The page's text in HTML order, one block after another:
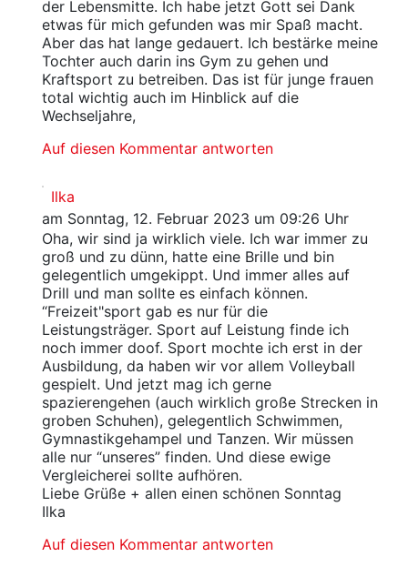
der Lebensmitte. Ich habe jetzt Gott sei Dank
etwas für mich gefunden was mir Spaß macht.
Aber das hat lange gedauert. Ich bestärke meine
Tochter auch darin ins Gym zu gehen und
Kraftsport zu betreiben. Das ist für junge frauen
total wichtig auch im Hinblick auf die
Wechseljahre,
Auf diesen Kommentar antworten
Ilka
am Sonntag, 12. Februar 2023 um 09:26 Uhr
Oha, wir sind ja wirklich viele. Ich war immer zu
groß und zu dünn, hatte eine Brille und bin
gelegentlich umgekippt. Und immer alles auf
Drill und man sollte es einfach können.
“Freizeit"sport gab es nur für die
Leistungsträger. Sport auf Leistung finde ich
noch immer doof. Sport mochte ich erst in der
Ausbildung, da haben wir vor allem Volleyball
gespielt. Und jetzt mag ich gerne
spazierengehen (auch wirklich große Strecken in
groben Schuhen), gelegentlich Schwimmen,
Gymnastikgehampel und Tanzen. Wir müssen
alle nur “unseres” finden. Und diese ewige
Vergleicherei sollte aufhören.
Liebe Grüße + allen einen schönen Sonntag
Ilka
Auf diesen Kommentar antworten